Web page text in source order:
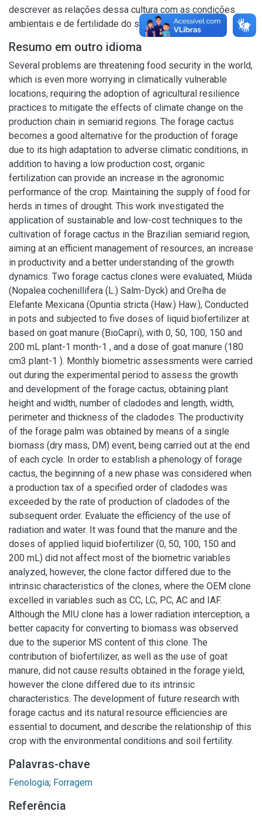
descrever as relações dessa cultura com as condições
ambientais e de fertilidade do solo.
Resumo em outro idioma
Several problems are threatening food security in the world,
which is even more worrying in climatically vulnerable
locations, requiring the adoption of agricultural resilience
practices to mitigate the effects of climate change on the
production chain in semiarid regions. The forage cactus
becomes a good alternative for the production of forage
due to its high adaptation to adverse climatic conditions, in
addition to having a low production cost, organic
fertilization can provide an increase in the agronomic
performance of the crop. Maintaining the supply of food for
herds in times of drought. This work investigated the
application of sustainable and low-cost techniques to the
cultivation of forage cactus in the Brazilian semiarid region,
aiming at an efficient management of resources, an increase
in productivity and a better understanding of the growth
dynamics. Two forage cactus clones were evaluated, Miúda
(Nopalea cochenillifera (L.) Salm-Dyck) and Orelha de
Elefante Mexicana (Opuntia stricta (Haw.) Haw.), Conducted
in pots and subjected to five doses of liquid biofertilizer at
based on goat manure (BioCapri), with 0, 50, 100, 150 and
200 mL plant-1 month-1 , and a dose of goat manure (180
cm3 plant-1 ). Monthly biometric assessments were carried
out during the experimental period to assess the growth
and development of the forage cactus, obtaining plant
height and width, number of cladodes and length, width,
perimeter and thickness of the cladodes. The productivity
of the forage palm was obtained by means of a single
biomass (dry mass, DM) event, being carried out at the end
of each cycle. In order to establish a phenology of forage
cactus, the beginning of a new phase was considered when
a production tax of a specified order of cladodes was
exceeded by the rate of production of cladodes of the
subsequent order. Evaluate the efficiency of the use of
radiation and water. It was found that the manure and the
doses of applied liquid biofertilizer (0, 50, 100, 150 and
200 mL) did not affect most of the biometric variables
analyzed, however, the clone factor differed due to the
intrinsic characteristics of the clones, where the OEM clone
excelled in variables such as CC, LC, PC, AC and IAF.
Although the MIU clone has a lower radiation interception, a
better capacity for converting to biomass was observed
due to the superior MS content of this clone. The
contribution of biofertilizer, as well as the use of goat
manure, did not cause results obtained in the forage yield,
however the clone differed due to its intrinsic
characteristics. The development of future research with
forage cactus and its natural resource efficiencies are
essential to document, and describe the relationship of this
crop with the environmental conditions and soil fertility.
Palavras-chave
Fenologia; Forragem
Referência